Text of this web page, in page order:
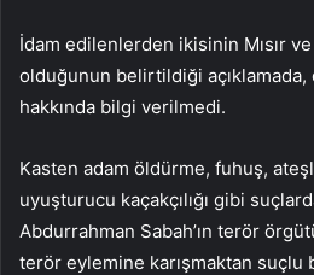
İdam edilenlerden ikisinin Mısır
olduğunun belirtildiği
hakkında bilgi verilmedi.
Kasten adam öldürme, fuhuş,
uyuşturucu kaçakçılığı gibi
Abdurrahman Sabah’ın terör
terör eylemine karışmaktan